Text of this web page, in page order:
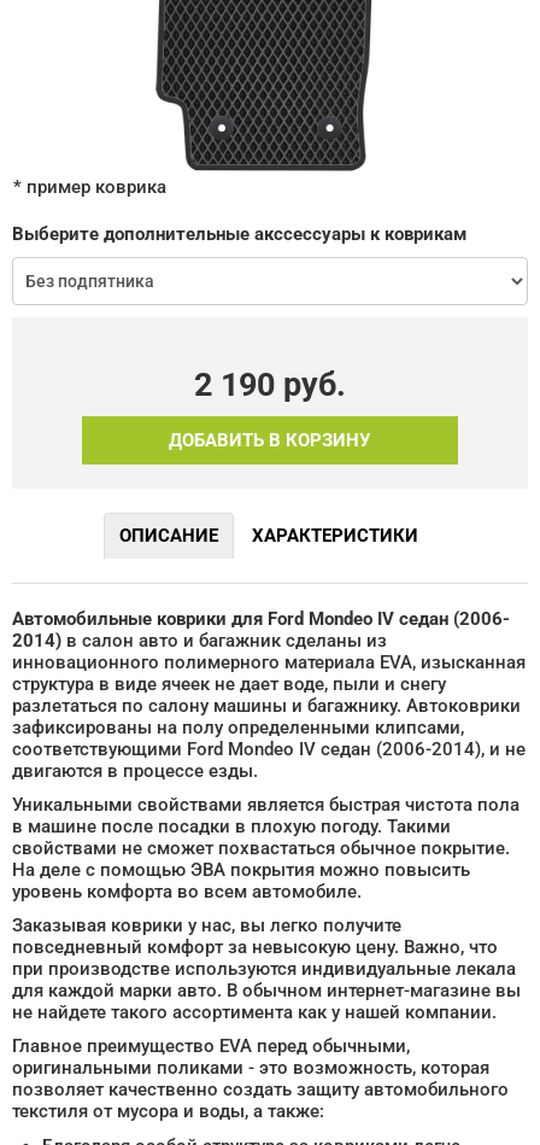
* пример коврика
Выберите дополнительные акссессуары к коврикам
2 190 руб.
ДОБАВИТЬ В КОРЗИНУ
ОПИСАНИЕ ХАРАКТЕРИСТИКИ
Автомобильные коврики для Ford Mondeo IV седан (2006-
2014) в салон авто и багажник сделаны из
инновационного полимерного материала EVA, изысканная
структура в виде ячеек не дает воде, пыли и снегу
разлетаться по салону машины и багажнику. Автоковрики
зафиксированы на полу определенными клипсами,
соответствующими Ford Mondeo IV седан (2006-2014), и не
двигаются в процессе езды.
Уникальными свойствами является быстрая чистота пола
в машине после посадки в плохую погоду. Такими
свойствами не сможет похвастаться обычное покрытие.
На деле с помощью ЭВА покрытия можно повысить
уровень комфорта во всем автомобиле.
Заказывая коврики у нас, вы легко получите
повседневный комфорт за невысокую цену. Важно, что
при производстве используются индивидуальные лекала
для каждой марки авто. В обычном интернет-магазине вы
не найдете такого ассортимента как у нашей компании.
Главное преимущество EVA перед обычными,
оригинальными поликами - это возможность, которая
позволяет качественно создать защиту автомобильного
текстиля от мусора и воды, а также: